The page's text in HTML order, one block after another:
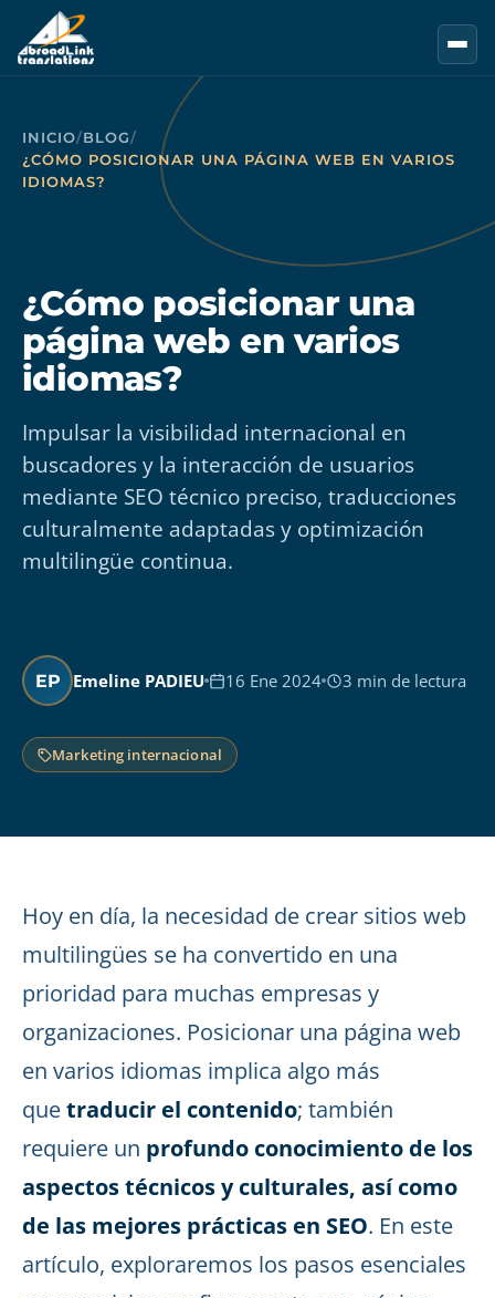
Saltar al contenido principal
INICIO/BLOG/
¿CÓMO POSICIONAR UNA PÁGINA WEB EN VARIOS
IDIOMAS?
¿Cómo posicionar una
página web en varios
idiomas?
Impulsar la visibilidad internacional en
buscadores y la interacción de usuarios
mediante SEO técnico preciso, traducciones
culturalmente adaptadas y optimización
multilingüe continua.
EP Emeline PADIEU 16 Ene 2024 3 min de lectura
Marketing internacional
Hoy en día, la necesidad de crear sitios web
multilingües se ha convertido en una
prioridad para muchas empresas y
organizaciones. Posicionar una página web
en varios idiomas implica algo más
quetraducir el contenido; también
requiere un profundo conocimiento de los
aspectos técnicos y culturales, así como
de las mejores prácticas en SEO. En este
artículo, exploraremos los pasos esenciales